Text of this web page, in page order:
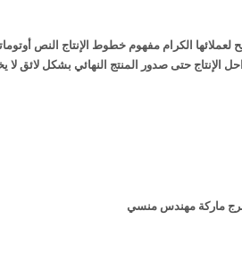
الكرام مفهوم خطوط الإنتاج النص
حتى صدور المنتج النهائي بشكل لائق لا